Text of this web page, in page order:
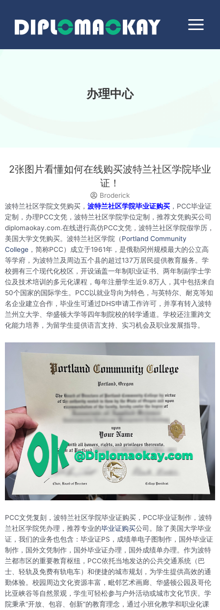
Menu
办理中心
2张图片看懂如何在线购买波特兰社区学院毕业
证！
Broderick
波特兰社区学院文凭购买， 波特兰社区学院毕业证购买 ，PCC毕业证
定制，办理PCC文凭，波特兰社区学院学位定制，推荐文凭购买公司
diplomaokay.com.在线进行高仿PCC文凭，波特兰社区学院假学历，
美国大学文凭购买。波特兰社区学院（Portland Community
College ，简称PCC）成立于1961年，是俄勒冈州规模最大的公立高
等学府，为波特兰及周边五个县的超过137万居民提供教育服务。学
校拥有三个现代化校区，开设涵盖一年制职业证书、两年制副学士学
位及技术培训的多元化课程，每年注册学生近9.8万人，其中包括来自
50个国家的国际学生。PCC以就业导向为特色，与英特尔、耐克等知
名企业建立合作，毕业生可通过DHS申请工作许可，并享有转入波特
兰州立大学、华盛顿大学等四年制院校的转学通道。学校还注重跨文
化能力培养，为留学生提供语言支持、实习机会及职业发展指导。
PCC文凭复刻，波特兰社区学院毕业证购买，PCC毕业证制作，波特
兰社区学院凭办理，推荐专业的毕业证购买公司。除了美国大学毕业
证，我们的业务也包含：毕业证PS，成绩单电子图制作，国外毕业证
制作，国外文凭制作，国外毕业证办理，国外成绩单办理。作为波特
兰都市区的重要教育枢纽，PCC依托当地发达的公共交通系统（巴
士、轻轨及免费有轨电车）和便捷的城市规划，为学生提供高效的通
勤体验。校园周边文化资源丰富，毗邻艺术画廊、华盛顿公园及哥伦
比亚峡谷等自然景观，学生可轻松参与户外活动或城市文化节庆。学
院秉承“开放、包容、创新”的教育理念，通过小班化教学和职业化课